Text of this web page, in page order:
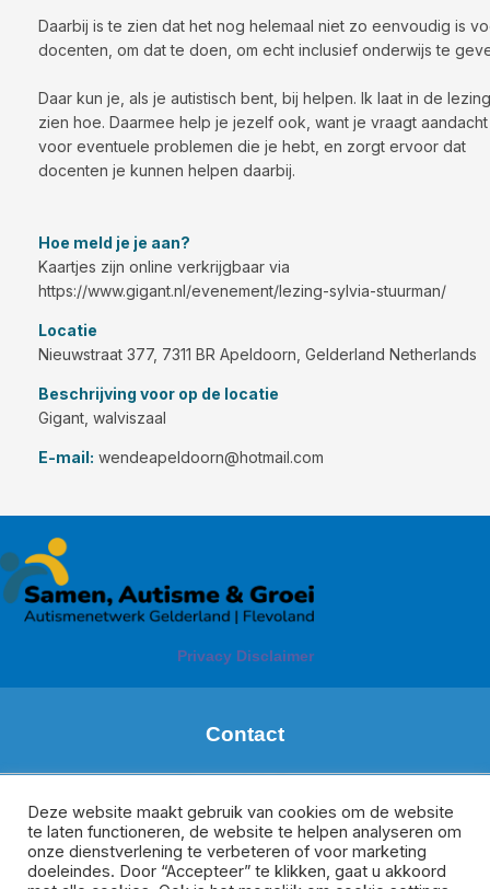
Daarbij is te zien dat het nog helemaal niet zo eenvoudig is
docenten, om dat te doen, om echt inclusief onderwijs te
Daar kun je, als je autistisch bent, bij helpen. Ik laat in de lezing
zien hoe. Daarmee help je jezelf ook, want je vraagt aandacht
voor eventuele problemen die je hebt, en zorgt ervoor dat
docenten je kunnen helpen daarbij.
Hoe meld je je aan?
Kaartjes zijn online verkrijgbaar via
https://www.gigant.nl/evenement/lezing-sylvia-stuurman/
Locatie
Nieuwstraat 377, 7311 BR Apeldoorn, Gelderland Netherlands
Beschrijving voor op de locatie
Gigant, walviszaal
E-mail: wendeapeldoorn@hotmail.com
Privacy Disclaimer
Contact
Regio: Zuid Gelderland
m.deboer@meeplus.nl
Donate van Rijswijk
Regio Veluwe, Oost-Gelderland en Flevoland
Deze website maakt gebruik van cookies om de website
te laten functioneren, de website te helpen analyseren om
onze dienstverlening te verbeteren of voor marketing
doeleindes. Door “Accepteer” te klikken, gaat u akkoord